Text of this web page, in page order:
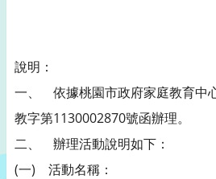
說明：
一、 依據桃園市政府家庭教育中
教字第1130002870號函辦理。
二、 辦理活動說明如下：
(一) 活動名稱：